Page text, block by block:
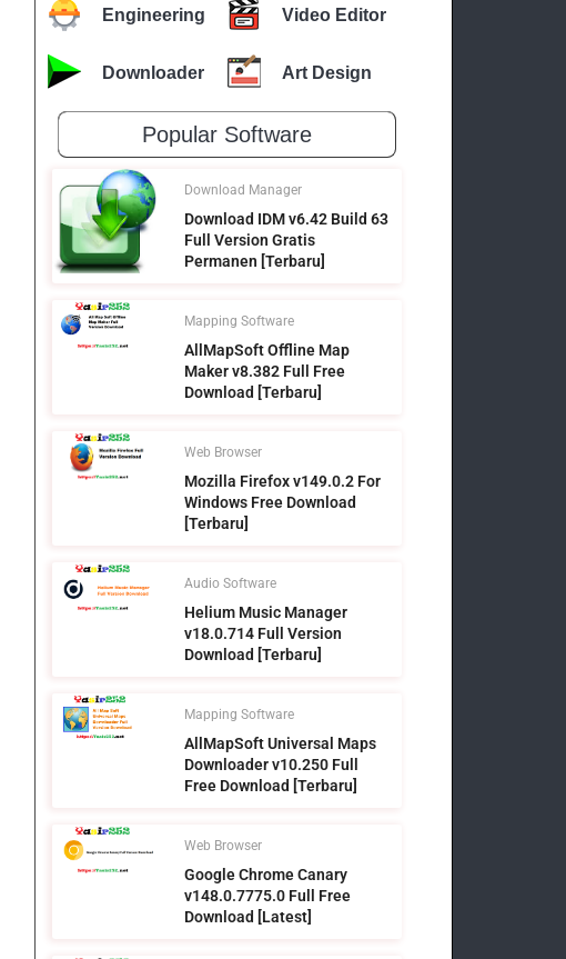
Engineering Video Editor
Downloader Art Design
Popular Software
Download Manager
Download IDM v6.42 Build 63
Full Version Gratis
Permanen [Terbaru]
Mapping Software
AllMapSoft Offline Map
Maker v8.382 Full Free
Download [Terbaru]
Web Browser
Mozilla Firefox v149.0.2 For
Windows Free Download
[Terbaru]
Audio Software
Helium Music Manager
v18.0.714 Full Version
Download [Terbaru]
Mapping Software
AllMapSoft Universal Maps
Downloader v10.250 Full
Free Download [Terbaru]
Web Browser
Google Chrome Canary
v148.0.7775.0 Full Free
Download [Latest]